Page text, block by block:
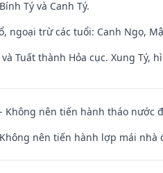
Tý và Canh Tý.
ngoại trừ các tuổi: Canh Ngọ,
Tuất thành Hỏa cục. Xung Tý,
Không nên tiến hành tháo nước
nên tiến hành lợp mái